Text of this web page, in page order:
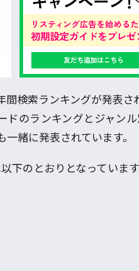
検索ランキングが発表さ
ドのランキングとジャン
緒に発表されています。
下のとおりとなっていま